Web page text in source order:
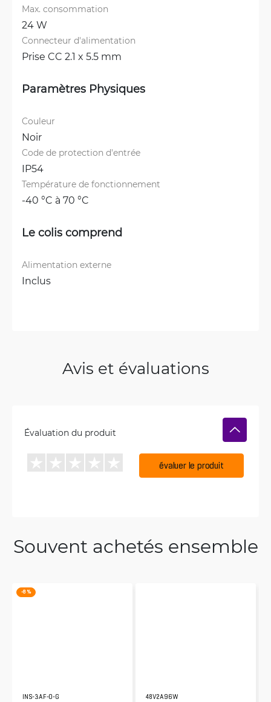
Max. consommation
24 W
Connecteur d'alimentation
Prise CC 2.1 x 5.5 mm
Paramètres Physiques
Couleur
Noir
Code de protection d'entrée
IP54
Température de fonctionnement
-40 °C à 70 °C
Le colis comprend
Alimentation externe
Inclus
Avis et évaluations
Évaluation du produit
évaluer le produit
Souvent achetés ensemble
-8 %
INS-3AF-O-G 48V2A96W